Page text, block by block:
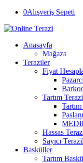
0Alışveriş Sepeti
Anasayfa
Mağaza
Teraziler
Fiyat
Tartım
Hassas
Sayıcı
Basküller
Tartım